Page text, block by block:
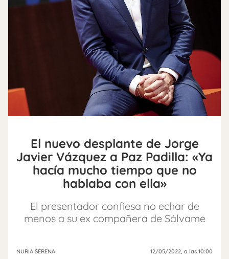
El nuevo desplante de Jorge
Javier Vázquez a Paz Padilla: «Ya
hacía mucho tiempo que no
hablaba con ella»
El presentador confiesa no echar de
menos a su ex compañera de Sálvame
NURIA SERENA 12/05/2022, a las 10:00